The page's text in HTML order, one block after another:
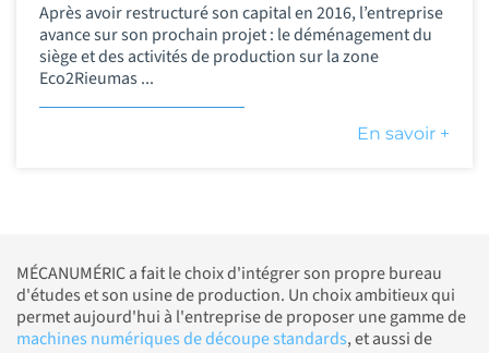
Après avoir restructuré son capital en 2016, l’entreprise
avance sur son prochain projet : le déménagement du
siège et des activités de production sur la zone
Eco2Rieumas ...
En savoir +
MÉCANUMÉRIC a fait le choix d'intégrer son propre bureau
d'études et son usine de production. Un choix ambitieux qui
permet aujourd'hui à l'entreprise de proposer une gamme de
machines numériques de découpe standards, et aussi de